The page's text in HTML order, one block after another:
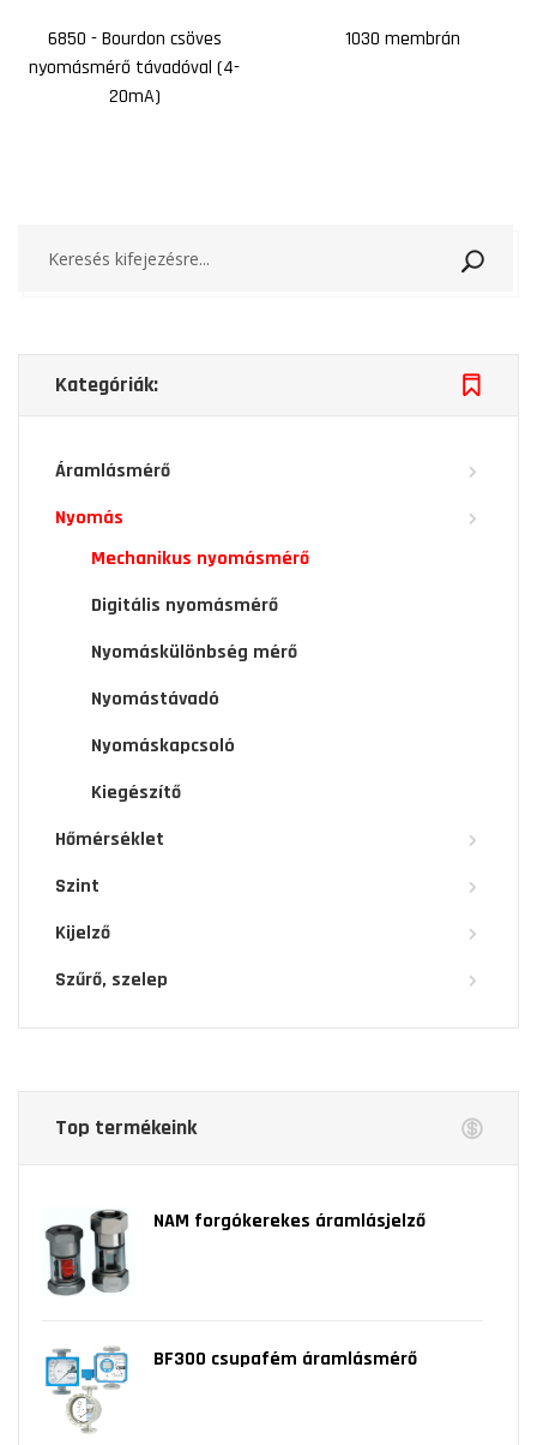
6850 - Bourdon csöves
nyomásmérő távadóval (4-
20mA)
1030 membrán
Kategóriák:
Áramlásmérő
Nyomás
Mechanikus nyomásmérő
Digitális nyomásmérő
Nyomáskülönbség mérő
Nyomástávadó
Nyomáskapcsoló
Kiegészítő
Hőmérséklet
Szint
Kijelző
Szűrő, szelep
Top termékeink
NAM forgókerekes áramlásjelző
BF300 csupafém áramlásmérő